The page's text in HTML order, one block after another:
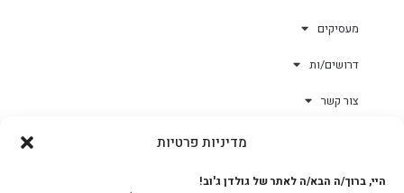
מדיניות פרטיות
היי, ברוך/ה הבא/ה לאתר של גולדן ג'וב!
מעסיקים
דרושים/ות
צור קשר